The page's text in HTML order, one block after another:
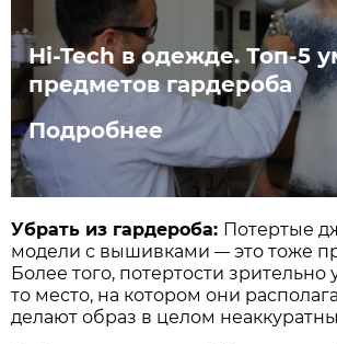
Hi-Tech в одежде. Топ-5
предметов гардероба
Подробнее
Убрать из гардероба: Потертые
модели с вышивками— это тоже
Более того, потертости зрительно
то место, на котором они
делают образ в целом